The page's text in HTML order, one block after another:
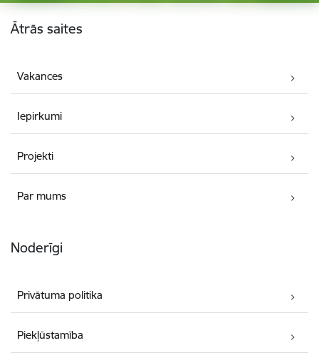
Kājene
Ātrās saites
Vakances
Iepirkumi
Projekti
Par mums
Noderīgi
Privātuma politika
Piekļūstamība